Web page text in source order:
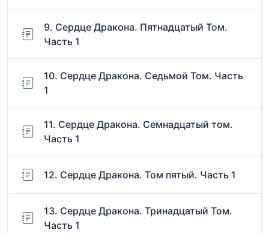
9. Сердце Дракона. Пятнадцатый Том.
Часть 1
10. Сердце Дракона. Седьмой Том. Часть
1
11. Сердце Дракона. Семнадцатый том.
Часть 1
12. Сердце Дракона. Том пятый. Часть 1
13. Сердце Дракона. Тринадцатый Том.
Часть 1